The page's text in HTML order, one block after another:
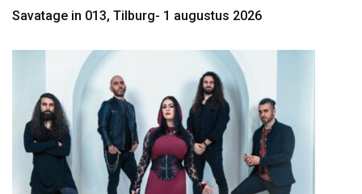
Savatage in 013, Tilburg- 1 augustus 2026